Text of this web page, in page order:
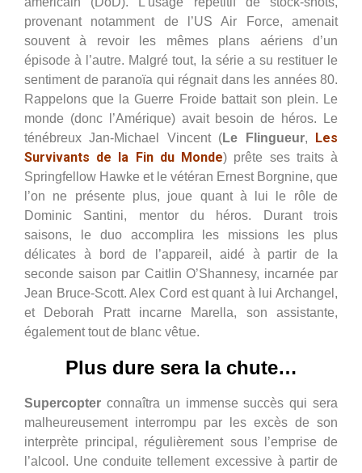
provenant notamment de l’US Air Force, amenait
souvent à revoir les mêmes plans aériens d’un
épisode à l’autre. Malgré tout, la série a su restituer le
sentiment de paranoïa qui régnait dans les années 80.
Rappelons que la Guerre Froide battait son plein. Le
monde (donc l’Amérique) avait besoin de héros.
Le
ténébreux Jan-Michael Vincent (Le Flingueur, Les
Survivants de la Fin du Monde) prête ses traits à
Springfellow Hawke et le vétéran Ernest Borgnine, que
l’on ne présente plus, joue quant à lui le rôle de
Dominic Santini, mentor du héros. Durant trois
saisons, le duo accomplira les missions les plus
délicates à bord de l’appareil, aidé à partir de la
seconde saison par Caitlin O’Shannesy, incarnée par
Jean Bruce-Scott. Alex Cord est quant à lui Archangel,
et Deborah Pratt incarne Marella, son assistante,
également tout de blanc vêtue.
Plus dure sera la chute…
Supercopter connaîtra un immense succès qui sera
malheureusement interrompu par les excès de son
interprète principal, régulièrement sous l’emprise de
l’alcool. Une conduite tellement excessive à partir de